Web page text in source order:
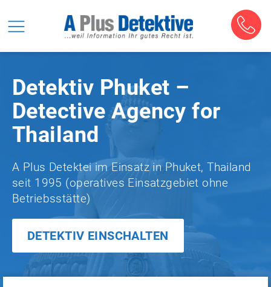
Detektiv Phuket –
Detective Agency for
Thailand
A Plus Detektei im Einsatz in Phuket, Thailand
seit 1995 (operatives Einsatzgebiet ohne
Betriebsstätte)
DETEKTIV EINSCHALTEN